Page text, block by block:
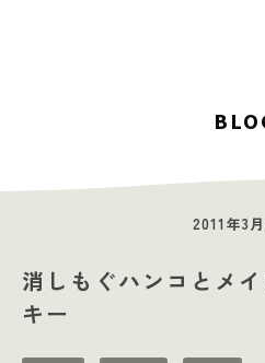
MUSIC
CAFE-
2011年3
消しもぐハンコとメ
キー